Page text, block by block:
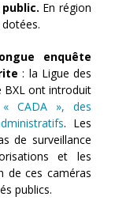
En région
enquête
: la Ligue des
BXL ont introduit
CADA », des
. Les
de surveillance
et les
de ces caméras
publics.